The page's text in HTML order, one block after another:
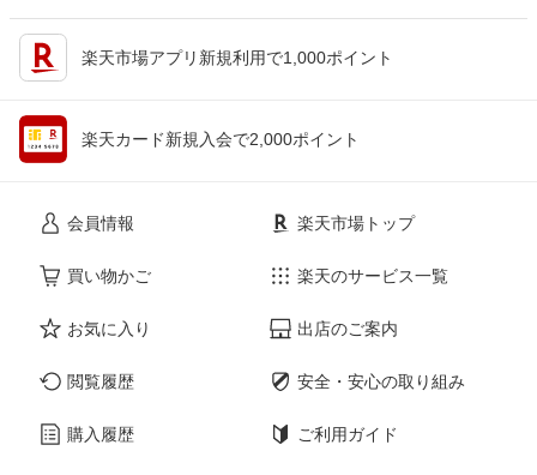
楽天市場アプリ新規利用で1,000ポイント
楽天カード新規入会で2,000ポイント
会員情報
買い物かご
お気に入り
閲覧履歴
購入履歴
楽天市場トップ
楽天のサービス一覧
出店のご案内
安全・安心の取り組み
ご利用ガイド